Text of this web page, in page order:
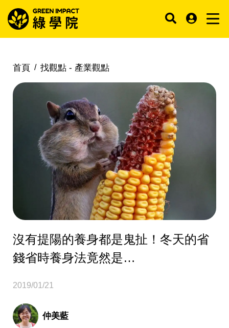
首頁 找觀點 - 產業觀點
沒有提陽的養身都是鬼扯！冬天的省
錢省時養身法竟然是…
2019/01/21
仲美藍